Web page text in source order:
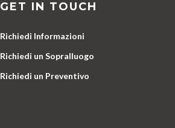
GET IN TOUCH
Richiedi Informazioni
Richiedi un Sopralluogo
Richiedi un Preventivo